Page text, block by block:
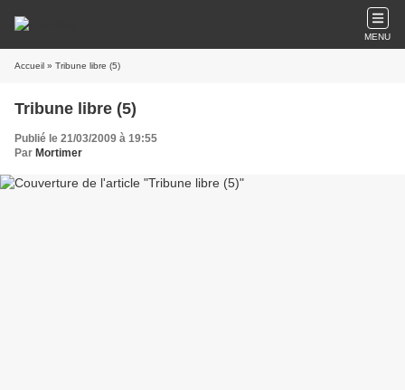
MENU
Accueil » Tribune libre (5)
Tribune libre (5)
Publié le 21/03/2009 à 19:55
Par Mortimer